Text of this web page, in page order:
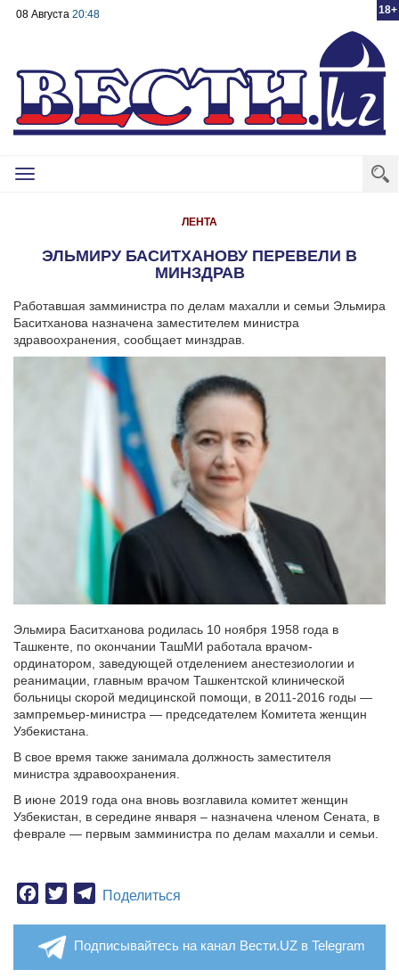
18+
08 Августа 20:48
Toggle
ЛЕНТА
ЭЛЬМИРУ БАСИТХАНОВУ ПЕРЕВЕЛИ В
МИНЗДРАВ
Работавшая замминистра по делам махалли и семьи Эльмира
Баситханова назначена заместителем министра
здравоохранения, сообщает минздрав.
Эльмира Баситханова родилась 10 ноября 1958 года в
Ташкенте, по окончании ТашМИ работала врачом-
ординатором, заведующей отделением анестезиологии и
реанимации, главным врачом Ташкентской клинической
больницы скорой медицинской помощи, в 2011-2016 годы —
зампремьер-министра — председателем Комитета женщин
Узбекистана.
В свое время также занимала должность заместителя
министра здравоохранения.
В июне 2019 года она вновь возглавила комитет женщин
Узбекистан, в середине января – назначена членом Сената, в
феврале — первым замминистра по делам махалли и семьи.
Facebook
TwitterTelegram
Поделиться
Подписывайтесь на канал Вести.UZ в Telegram